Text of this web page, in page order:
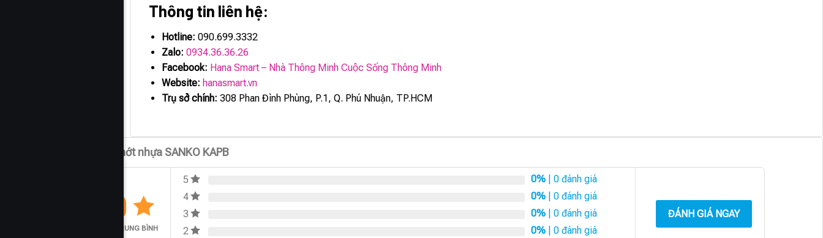
Thông tin liên hệ:
Hotline: 090.699.3332
Zalo: 0934.36.36.26
Facebook: Hana Smart – Nhà Thông Minh Cuộc Sống Thông Minh
Website: hanasmart.vn
Trụ sở chính: 308 Phan Đình Phùng, P.1, Q. Phú Nhuận, TP.HCM
Đánh giá Thớt nhựa SANKO KAPB
0.0
ĐÁNH GIÁ TRUNG BÌNH
5 0%| 0 đánh giá
4
0%| 0 đánh giá
3
0%| 0 đánh giá
2
0%| 0 đánh giá
ĐÁNH GIÁ NGAY